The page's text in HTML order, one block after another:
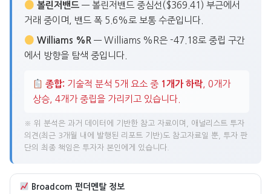
볼린저밴드 — 볼린저밴드 중심선($369.41) 부근에서
거래 중이며, 밴드 폭 5.6%로 보통 수준입니다.
Williams %R — Williams %R은 -47.18로 중립 구간
에서 방향을 탐색 중입니다.
종합: 기술적 분석 5개 요소 중 1개가 하락, 0개가
상승, 4개가 중립을 가리키고 있습니다.
※ 위 분석은 과거 데이터에 기반한 참고 자료이며, 애널리스트 투자
의견(최근 3개월 내에 발행된 리포트 기반)도 참고자료일 뿐, 투자 판
단의 최종 책임은 투자자 본인에게 있습니다.
Broadcom 펀더멘탈 정보